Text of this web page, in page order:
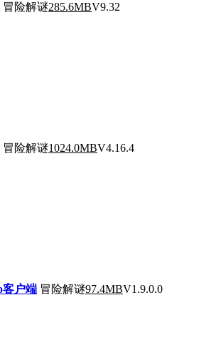
冒险解谜285.6MBV9.32
冒险解谜1024.0MBV4.16.4
客户端 冒险解谜97.4MBV1.9.0.0